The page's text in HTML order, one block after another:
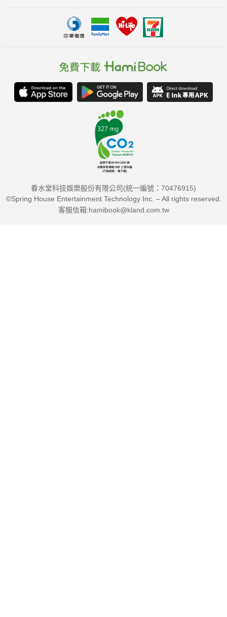
春水堂科技娛樂股份有限公司(統一編號：70476915)
©Spring House Entertainment Technology Inc. – All rights reserved.
客服信箱:hamibook@kland.com.tw